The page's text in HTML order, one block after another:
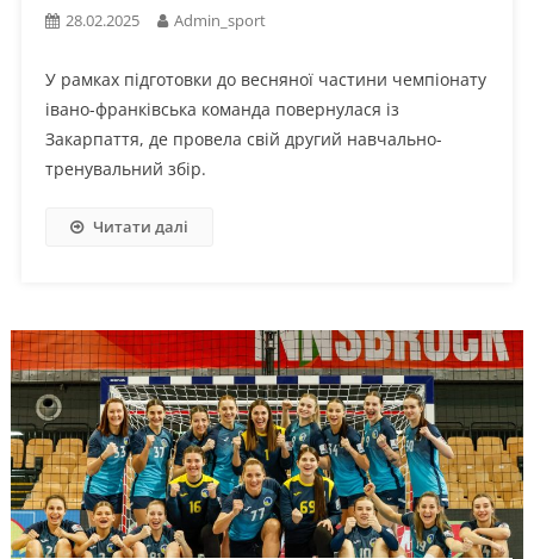
28.02.2025 Admin_sport
У рамках підготовки до весняної частини чемпіонату
івано-франківська команда повернулася із
Закарпаття, де провела свій другий навчально-
тренувальний збір.
Читати далі